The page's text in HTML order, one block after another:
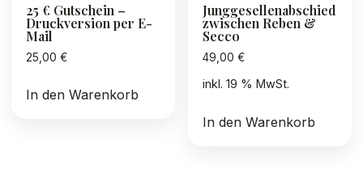
25 € Gutschein –
Druckversion per E-
Mail
25,00 €
In den Warenkorb
Junggesellenabschied
zwischen Reben &
Secco
49,00€
inkl. 19 % MwSt.
In den Warenkorb